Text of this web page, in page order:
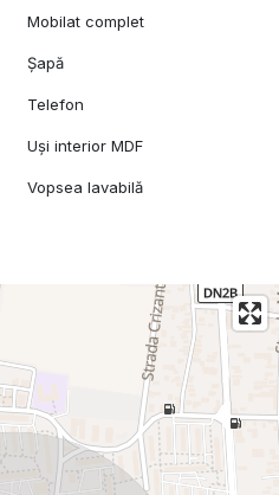
Mobilat complet
Șapă
Telefon
Uși interior MDF
Vopsea lavabilă